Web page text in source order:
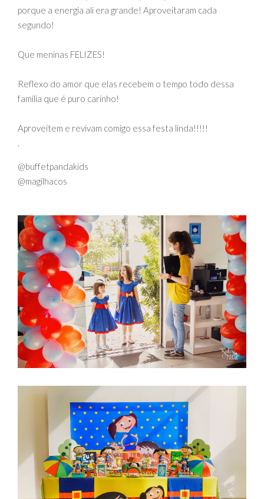
porque a energia ali era grande! Aproveitaram cada
segundo!
Que meninas FELIZES!
Reflexo do amor que elas recebem o tempo todo dessa
família que é puro carinho!
Aproveitem e revivam comigo essa festa linda!!!!!
.
@buffetpandakids
@magilhacos